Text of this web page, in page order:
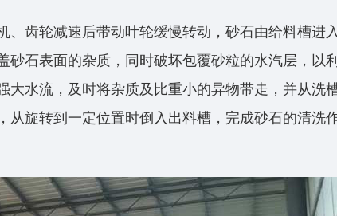
、齿轮减速后带动叶轮缓慢转动，砂石由给料槽进
石表面的杂质，同时破坏包覆砂粒的水汽层，以
大水流，及时将杂质及比重小的异物带走，并从洗
从旋转到一定位置时倒入出料槽，完成砂石的清洗